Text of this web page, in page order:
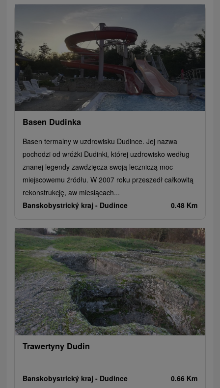
Loty widokowe i rejsy wycieczkowe
Jeziora, jeziora, zbiorniki wodne
Zabytki techniki
Wodospady
Kościoły drewniane Źródła Teatry
Jazda konna
Túry a turistické chodníky
Zamki Chaty górskie
Miejsca sakralne
Rafting, rafting, rafting
Obiekty architektoniczne
Ośrodek narciarski
Pola golfowe
Tory gokartowe
Amfiteatry i kina w przyrodzie
Szlaki winne
Cyklotrasy
Basen Dudinka
Basen termalny w uzdrowisku Dudince. Jej nazwa
pochodzi od wróżki Dudinki, której uzdrowisko według
znanej legendy zawdzięcza swoją leczniczą moc
miejscowemu źródłu. W 2007 roku przeszedł całkowitą
rekonstrukcję, aw miesiącach...
Banskobystrický kraj - Dudince 0.48 Km
Trawertyny Dudin
Banskobystrický kraj - Dudince 0.66 Km